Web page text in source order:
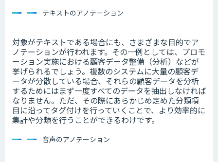
テキストのアノテーション
対象がテキストである場合にも、さまざまな目的でア
ノテーションが行われます。その一例としては、プロモ
ーション実施における顧客データ整備（分析）などが
挙げられるでしょう。複数のシステムに大量の顧客デ
ータが分散している場合、それらの顧客データを分析
するためにはまず一度すべてのデータを抽出しなければ
なりません。ただ、その際にあらかじめ定めた分類項
目に沿ってタグ付けを行っていくことで、より効率的に
集計や分類を行うことができるわけです。
音声のアノテーション